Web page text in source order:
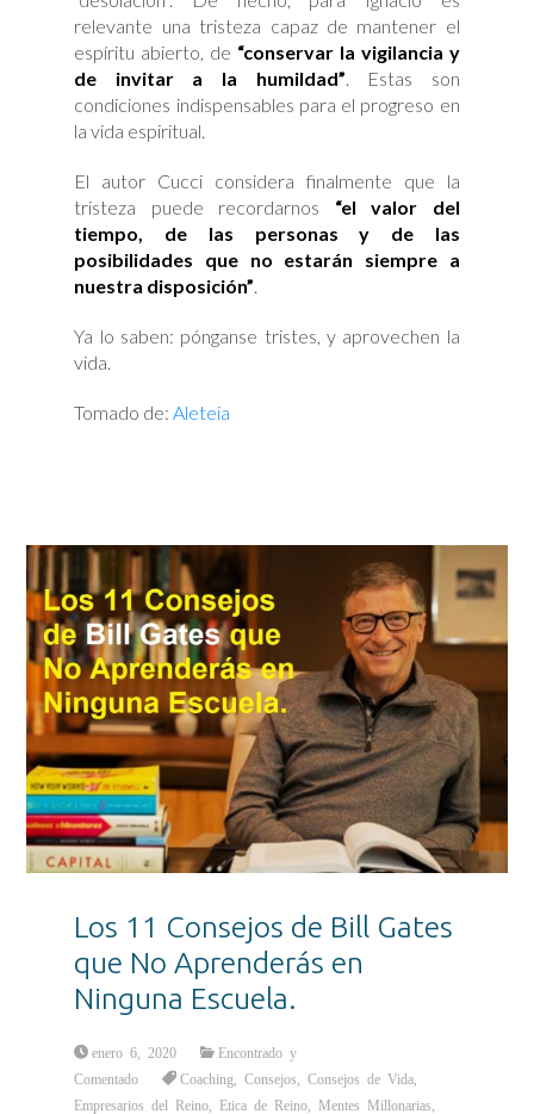
relevante una tristeza capaz de mantener el
espíritu abierto, de “conservar la vigilancia y
de invitar a la humildad”. Estas son
condiciones indispensables para el progreso en
la vida espiritual.
El autor Cucci considera finalmente que la
tristeza puede recordarnos “el valor del
tiempo, de las personas y de las
posibilidades que no estarán siempre a
nuestra disposición”.
Ya lo saben: pónganse tristes, y aprovechen la
vida.
Tomado de:Aleteia
Los 11 Consejos de Bill Gates
que No Aprenderás en
Ninguna Escuela.
enero 6, 2020
Encontrado y
Comentado
Coaching ,Consejos ,Consejos de Vida
Empresarios del Reino
Etica de Reino Mentes Millonarias